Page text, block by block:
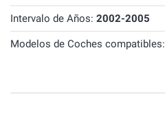
Intervalo de Años: 2002-2005
Modelos de Coches compatibles: